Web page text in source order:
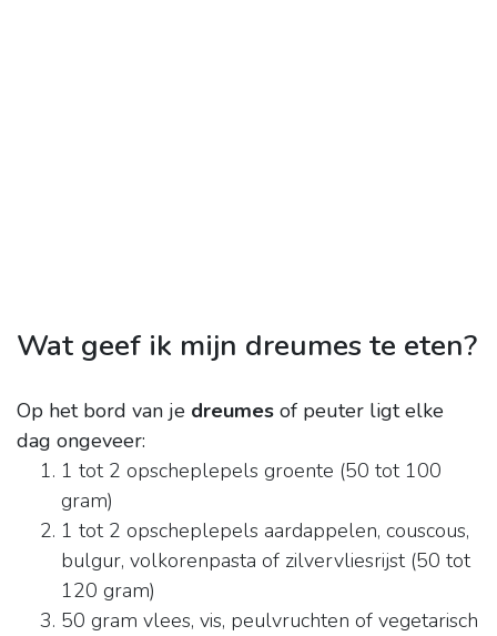
Wat geef ik mijn dreumes te eten?
Op het bord van je dreumes of peuter ligt elke
dag ongeveer:
1 tot 2 opscheplepels groente (50 tot 100
gram)
1 tot 2 opscheplepels aardappelen, couscous,
bulgur, volkorenpasta of zilvervliesrijst (50 tot
120 gram)
50 gram vlees, vis, peulvruchten of vegetarisch